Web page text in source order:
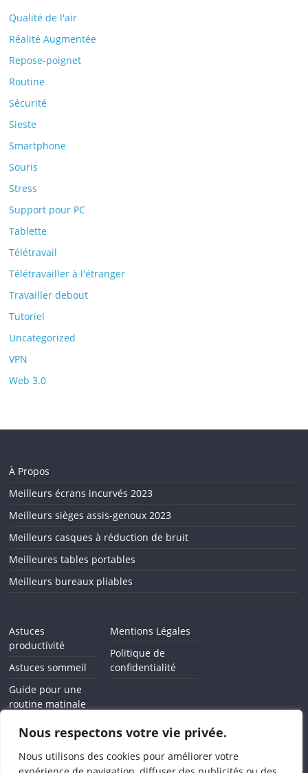
Nous respectons votre vie privée.
Nous utilisons des cookies pour améliorer votre
Qualité de l'air
Réalité Augmentée
Repose-poignet
Routine
Sécurité
Sieste
Smartphone
Souris
Stress
Support pour PC
Tablette
Télétravail
Télétravailler à l'étranger
Travailler debout
Tutoriel
Uncategorized
VPN
Web 3.0
À Propos
Meilleurs écrans incurvés 2023
Meilleurs sièges assis-genoux 2023
Meilleurs casques à réduction de bruit
Meilleures tables portables
Meilleurs bureaux pliables
Astuces
productivité
Astuces sommeil
Guide pour une
routine matinale
Comment arrêter
l'addiction au
smartphone
Mentions Légales
Politique de
confidentialité